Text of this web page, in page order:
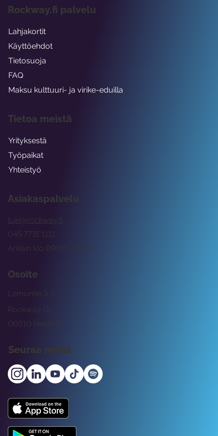
Asiakaspalvelu
tuki@rockway.fi
Arkisin klo 09:00 -15:00
045 7731 1111
Osoite
Rockway Oy
Lemuntie 3-5
00510 Helsinki
Seuraa meitä
Rockway.fi palvelu
Lahjakortit
Käyttöehdot
Tietosuoja
FAQ
Maksu kulttuuri- ja virike-eduilla
Tietoa meistä
Yrityksestä
Työpaikat
Yhteistyö